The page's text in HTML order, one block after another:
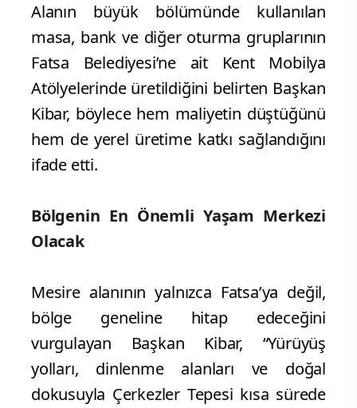
Alanın büyük bölümünde kullanılan
masa, bank ve diğer oturma gruplarının
Fatsa Belediyesi’ne ait Kent Mobilya
Atölyelerinde üretildiğini belirten Başkan
Kibar, böylece hem maliyetin düştüğünü
hem de yerel üretime katkı sağlandığını
ifade etti.
Bölgenin En Önemli Yaşam Merkezi
Olacak
Mesire alanının yalnızca Fatsa’ya değil,
bölge geneline hitap edeceğini
vurgulayan Başkan Kibar, “Yürüyüş
yolları, dinlenme alanları ve doğal
dokusuyla Çerkezler Tepesi kısa sürede